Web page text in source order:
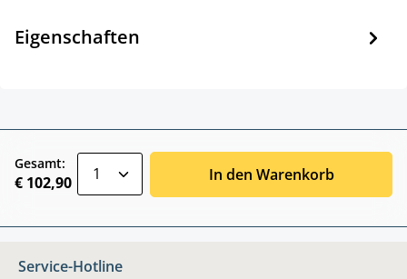
Eigenschaften
Gesamt:
€ 102,90 In den Warenkorb
Service-Hotline